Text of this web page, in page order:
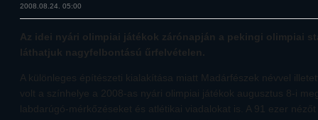
2008.08.24. 05:00
Az idei nyári olimpiai játékok zárónapján a pekingi olimpiai
láthatjuk nagyfelbontású űrfelvételen.
A különleges építészeti kialakítása miatt Madárfészek névvel
volt a színhelye a 2008-as nyári olimpiai játékok augusztus 8-i
labdarúgó-mérkőzéseket és atlétikai viadalokat is. A 91 ezer